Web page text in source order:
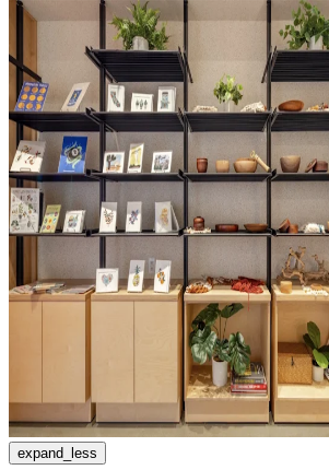
expand_less